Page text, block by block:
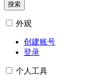
搜索
外观
创建账号
登录
个人工具